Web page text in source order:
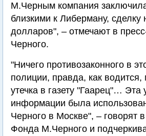
М.Черным компания
близкими к Либерману, сделку
долларов", – отмечают в
Черного.
"Ничего противозаконного в
полиции, правда, как
утечка в газету "Гаарец"… Эта
информации была
Черного в Москве", – говорят
Фонда М.Черного и